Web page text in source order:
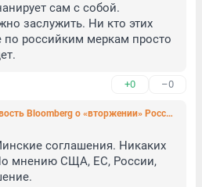
сам с собой.
заслужить. Ни кто этих
по российким меркам просто
+0 –0
В ООН отреагировали на новость Bloomberg о «вторжении» России на Украину
соглашения. Никаких
мнению СЩА, ЕС, России,